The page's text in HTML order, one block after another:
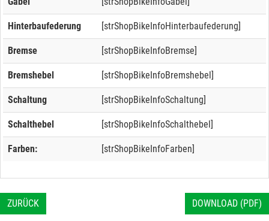
Hinterbaufederung [strShopBikeInfoHinterbaufederung]
Bremse [strShopBikeInfoBremse]
Bremshebel [strShopBikeInfoBremshebel]
Schaltung [strShopBikeInfoSchaltung]
Schalthebel [strShopBikeInfoSchalthebel]
Farben: [strShopBikeInfoFarben]
ZURÜCK DOWNLOAD (PDF)